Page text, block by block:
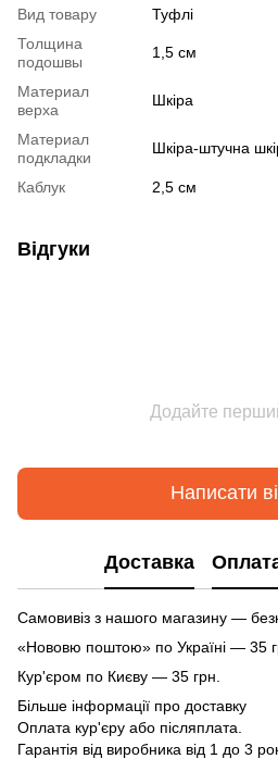
Вид товару
Туфлі
Толщина
подошвы
1,5 см
Материал
верха
Шкіра
Материал
подкладки
Шкіра-штучна
Каблук 2,5 см
Відгуки
Додайте
Написати
Доставка
Самовивіз з нашого магазину —
«Нововю поштою» по Україні — 35
Кур'єром по Києву — 35 грн.
Більше інформації про доставку
Оплата кур'єру або післяплата.
Гарантія від виробника від 1 до 3